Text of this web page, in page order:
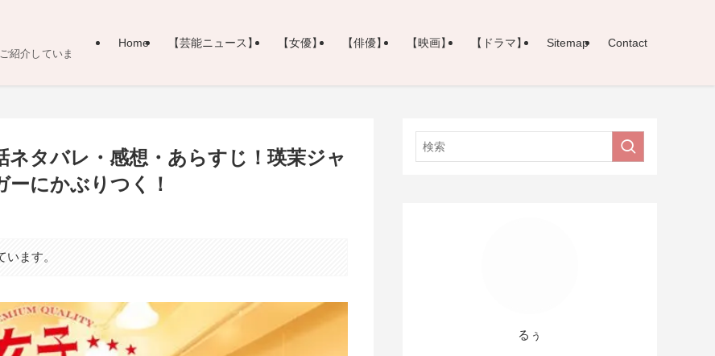
紹介していま
Home 【芸能ニュース】 【女優】 【俳優】 【映画】 【ドラマ】 Sitemap Contact
ネタバレ・感想・あらすじ！瑛茉ジャ
にかぶりつく！
ます。
るぅ